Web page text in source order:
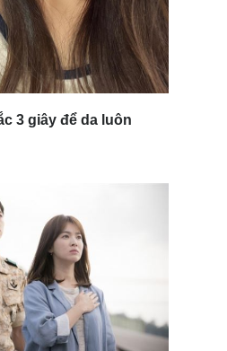
3 giây để da luôn